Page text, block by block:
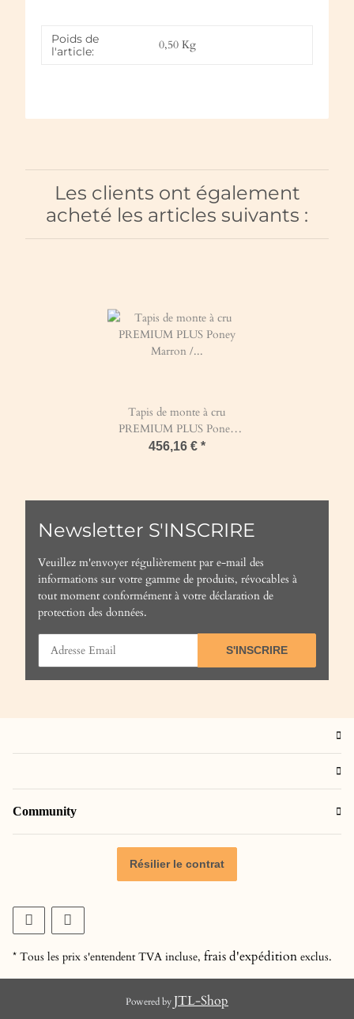
Poids de
l'article:
0,50 Kg
Les clients ont également
acheté les articles suivants :
Tapis de monte à cru
PREMIUM PLUS Poney
Marron / Marron / Naturel
456,16 € *
Newsletter S'INSCRIRE
Veuillez m'envoyer régulièrement par e-mail des
informations sur votre gamme de produits, révocables à
tout moment conformément à votre déclaration de
protection des données.
S'INSCRIRE
Community
Résilier le contrat
* Tous les prix s'entendent TVA incluse, frais d'expédition exclus.
Powered byJTL-Shop